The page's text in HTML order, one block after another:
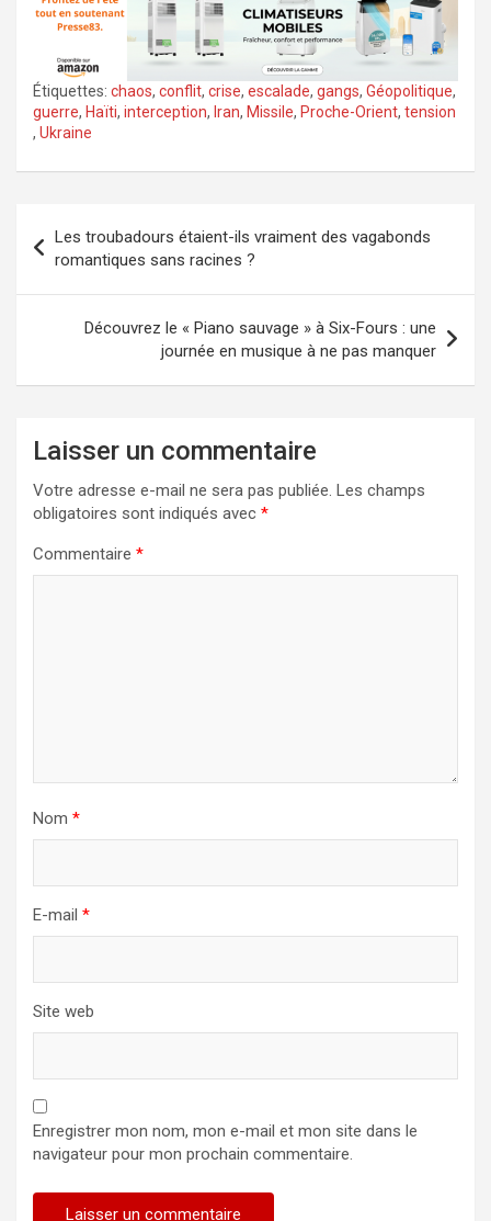
Étiquettes: chaos, conflit, crise, escalade, gangs, Géopolitique,
guerre, Haïti, interception, Iran, Missile, Proche-Orient, tension
, Ukraine
de
l’article
Les troubadours étaient-ils vraiment des vagabonds
romantiques sans racines ?
Découvrez le « Piano sauvage » à Six-Fours : une
journée en musique à ne pas manquer
Laisser un commentaire
Votre adresse e-mail ne sera pas publiée. Les champs
obligatoires sont indiqués avec *
Commentaire *
Nom *
E-mail *
Site web
Enregistrer mon nom, mon e-mail et mon site dans le
navigateur pour mon prochain commentaire.